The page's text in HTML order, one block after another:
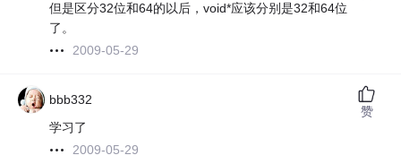
但是区分32位和64的以后，void*应该分别是32和64位
了。
2009-05-29
bbb332
学习了
2009-05-29
赞